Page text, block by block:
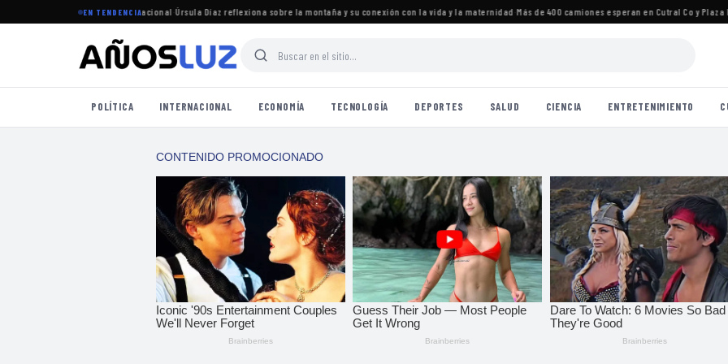
EN TENDENCIA
y su camino en el boxeo nacional·Úrsula Díaz reflexiona sobre la montaña y su conexión con la vida y la maternidad·Más de 400 camiones esperan en Cutral Co y Plaza
POLÍTICA INTERNACIONAL ECONOMÍA TECNOLOGÍA DEPORTES SALUD CIENCIA ENTRETENIMIENTO